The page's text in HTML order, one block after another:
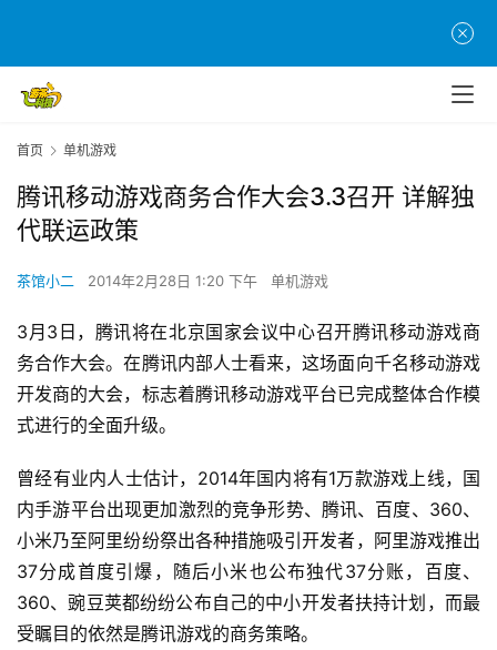
首页 单机游戏
腾讯移动游戏商务合作大会3.3召开 详解独
代联运政策
茶馆小二 2014年2月28日 1:20 下午 单机游戏
3月3日，腾讯将在北京国家会议中心召开腾讯移动游戏商
务合作大会。在腾讯内部人士看来，这场面向千名移动游戏
开发商的大会，标志着腾讯移动游戏平台已完成整体合作模
式进行的全面升级。
曾经有业内人士估计，2014年国内将有1万款游戏上线，国
内手游平台出现更加激烈的竞争形势、腾讯、百度、360、
小米乃至阿里纷纷祭出各种措施吸引开发者，阿里游戏推出
37分成首度引爆，随后小米也公布独代37分账，百度、
360、豌豆荚都纷纷公布自己的中小开发者扶持计划，而最
受瞩目的依然是腾讯游戏的商务策略。